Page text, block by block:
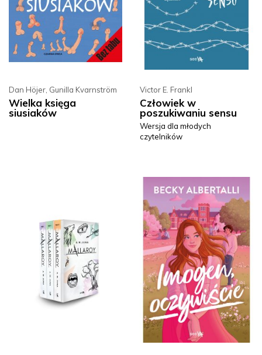
Dan Höjer Gunilla Kvarnström
Wielka księga
siusiaków
Victor E. Frankl
Człowiek w
poszukiwaniu sensu
Wersja dla młodych
czytelników